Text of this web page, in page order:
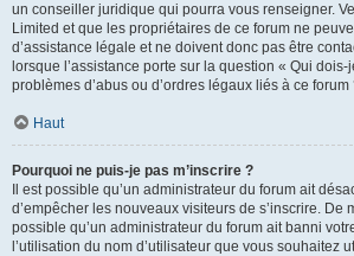
un conseiller juridique qui pourra vous renseigner.
Limited et que les propriétaires de ce forum ne
d’assistance légale et ne doivent donc pas être
lorsque l’assistance porte sur la question « Qui
problèmes d’abus ou d’ordres légaux liés à ce forum
Haut
Pourquoi ne puis-je pas m’inscrire ?
Il est possible qu’un administrateur du forum ait
d’empêcher les nouveaux visiteurs de s’inscrire. De
possible qu’un administrateur du forum ait banni
l’utilisation du nom d’utilisateur que vous souhaitez